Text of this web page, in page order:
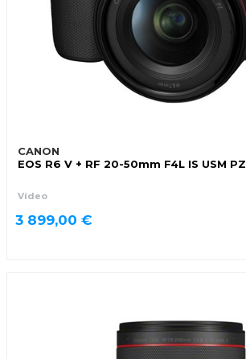
CANON
EOS R6 V + RF 20-50mm F4L IS USM PZ
Vídeo
3 899,00 €